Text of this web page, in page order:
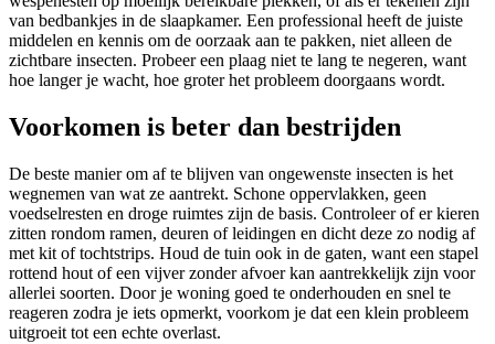
van bedbankjes in de slaapkamer. Een professional heeft de juiste
middelen en kennis om de oorzaak aan te pakken, niet alleen de
zichtbare insecten. Probeer een plaag niet te lang te negeren, want
hoe langer je wacht, hoe groter het probleem doorgaans wordt.
Voorkomen is beter dan bestrijden
De beste manier om af te blijven van ongewenste insecten is het
wegnemen van wat ze aantrekt. Schone oppervlakken, geen
voedselresten en droge ruimtes zijn de basis. Controleer of er kieren
zitten rondom ramen, deuren of leidingen en dicht deze zo nodig af
met kit of tochtstrips. Houd de tuin ook in de gaten, want een stapel
rottend hout of een vijver zonder afvoer kan aantrekkelijk zijn voor
allerlei soorten. Door je woning goed te onderhouden en snel te
reageren zodra je iets opmerkt, voorkom je dat een klein probleem
uitgroeit tot een echte overlast.